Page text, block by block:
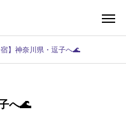
宿】神奈川県・逗子へ🌊
へ🌊